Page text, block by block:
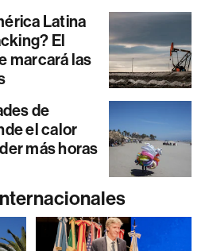
Latina
El
marcará las
de
el calor
más horas